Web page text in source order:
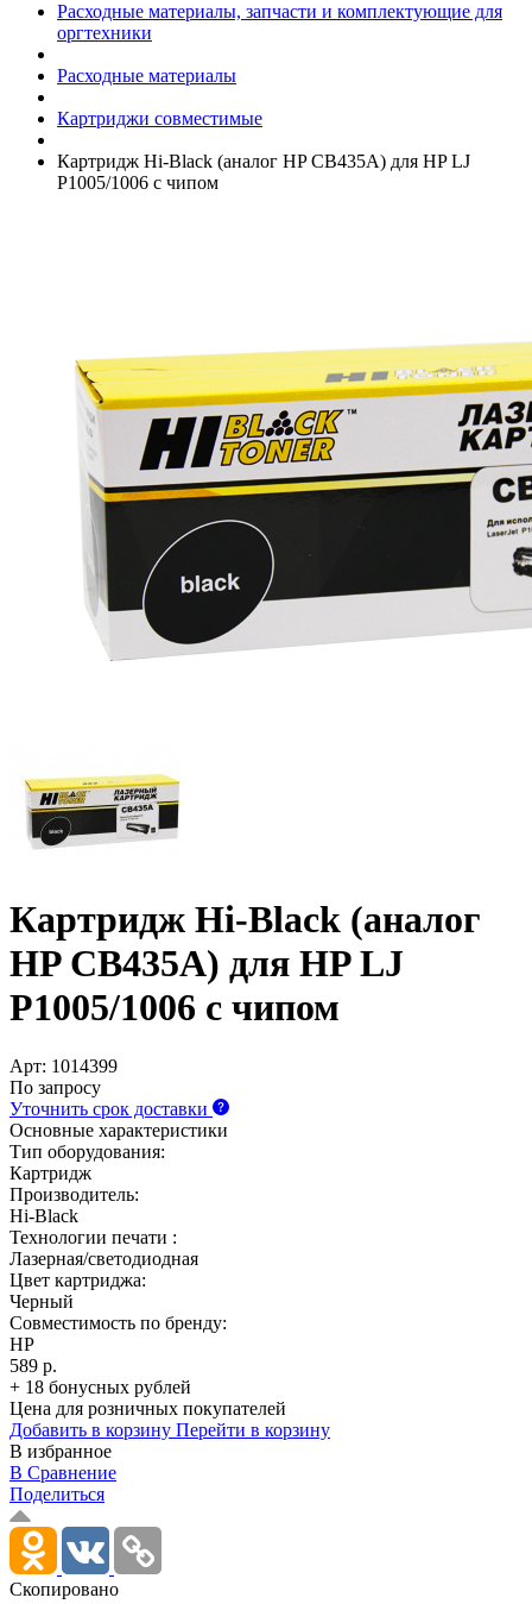
Расходные материалы, запчасти и комплектующие для
оргтехники
Расходные материалы
Картриджи совместимые
Картридж Hi-Black (аналог HP CB435A) для HP LJ
P1005/­1006 с чипом
Картридж Hi-Black (аналог
HP CB435A) для HP LJ
P1005/­1006 с чипом
Арт: 1014399
По запросу
Уточнить срок доставки
Основные характеристики
Тип оборудования:
Картридж
Производитель:
Hi-Black
Технологии печати :
Лазерная/светодиодная
Цвет картриджа:
Черный
Совместимость по бренду:
HP
589 р.
+ 18 бонусных рублей
Цена для розничных покупателей
Добавить в корзину Перейти в корзину
В избранное
В Сравнение
Поделиться
Скопировано